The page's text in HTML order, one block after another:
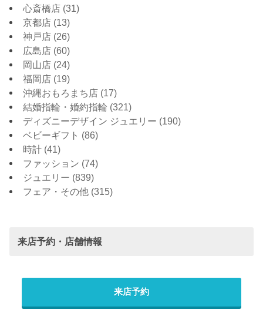
心斎橋店 (31)
京都店 (13)
神戸店 (26)
広島店 (60)
岡山店 (24)
福岡店 (19)
沖縄おもろまち店 (17)
結婚指輪・婚約指輪 (321)
ディズニーデザイン ジュエリー (190)
ベビーギフト (86)
時計 (41)
ファッション (74)
ジュエリー (839)
フェア・その他 (315)
来店予約・店舗情報
来店予約